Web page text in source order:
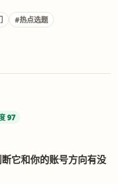
#热点选题
97
它和你的账号方向有没